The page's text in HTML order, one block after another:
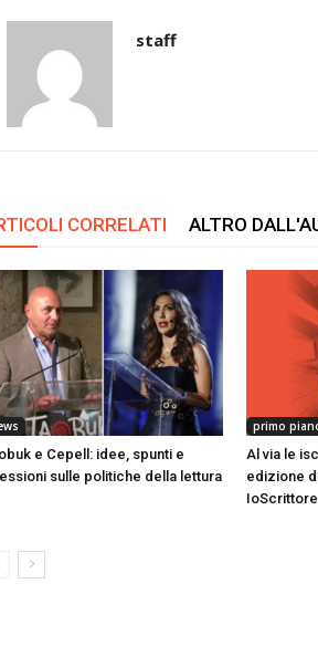
staff
CORRELATI ALTRO
e Cepell: idee, spunti e
sulle politiche della lettura
primo
Al via le
edizione
IoScrittore